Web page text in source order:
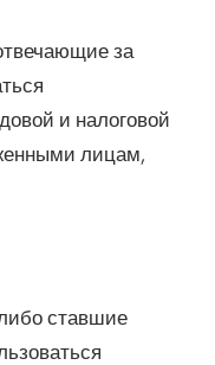
за
и налоговой
лицам,
ставшие